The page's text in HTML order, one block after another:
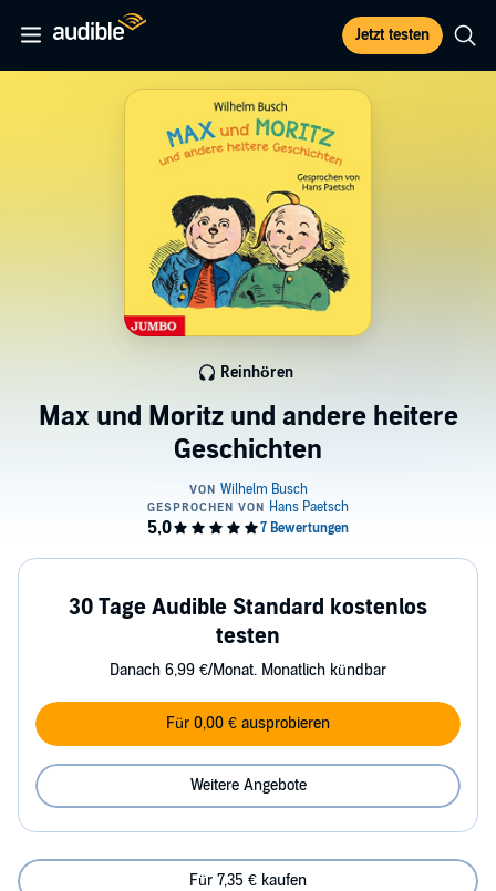
Jetzt testen
Max und Moritz und andere heitere
Geschichten
Reinhören
30 Tage Audible Standard kostenlos
testen
Danach 6,99 €/Monat. Monatlich kündbar
Für 0,00 € ausprobieren
Weitere Angebote
Für 7,35 € kaufen